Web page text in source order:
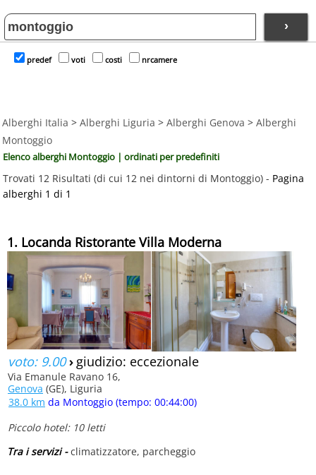
›
predef voti costi nrcamere
Alberghi Italia > Alberghi Liguria > Alberghi Genova > Alberghi
Montoggio
Elenco alberghi Montoggio | ordinati per predefiniti
Trovati 12 Risultati (di cui 12 nei dintorni di Montoggio) - Pagina
alberghi 1 di 1
1. Locanda Ristorante Villa Moderna
voto: 9.00› giudizio: eccezionale
Via Emanule Ravano 16,
Genova (GE), Liguria
38.0 km da Montoggio (tempo: 00:44:00)
Piccolo hotel: 10 letti
Tra i servizi -climatizzatore, parcheggio